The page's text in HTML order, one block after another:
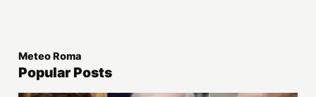
Meteo Roma
Popular Posts